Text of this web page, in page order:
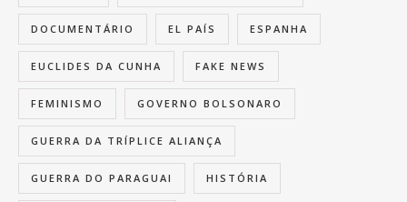
DOCUMENTÁRIO EL PAÍS ESPANHA
EUCLIDES DA CUNHA FAKE NEWS
FEMINISMO GOVERNO BOLSONARO
GUERRA DA TRÍPLICE ALIANÇA
GUERRA DO PARAGUAI HISTÓRIA